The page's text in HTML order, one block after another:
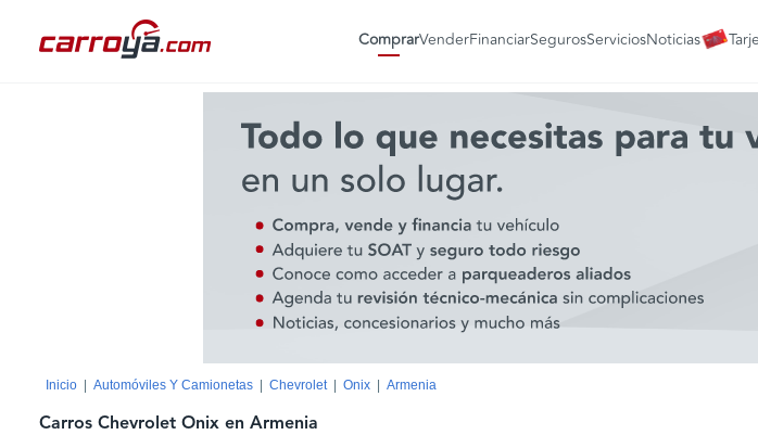
ComprarVenderFinanciarSegurosServiciosNoticias
Inicio Automóviles Y Camionetas Chevrolet Onix Armenia
Carros Chevrolet Onix en Armenia